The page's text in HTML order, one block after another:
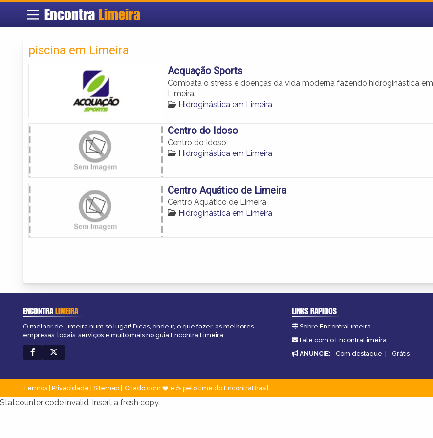
Encontra Limeira
piscina em Limeira
Acquação Sports
Combata o stress e doenças da vida moderna fazendo hidroginástica em
Limeira.
Hidroginástica em Limeira
Centro do Idoso
Centro do Idoso
Hidroginástica em Limeira
Centro Aquático de Limeira
Centro Aquático de Limeira
Hidroginástica em Limeira
ENCONTRALIMEIRA
O melhor de Limeira num só lugar! Dicas, onde ir, o que fazer, as melhores
empresas, locais, serviços e muito mais no guia Encontra Limeira.
LINKS RÁPIDOS
Sobre EncontraLimeira
Fale com o EncontraLimeira
ANUNCIE: Com destaque | Grátis
Termos Privacidade Sitemap Criado com ❤️ e ☕ pelo time do EncontraBrasil
Statcounter code invalid. Insert a fresh copy.